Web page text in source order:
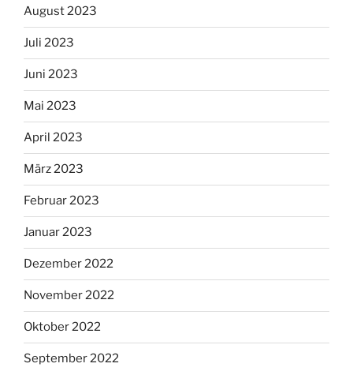
August 2023
Juli 2023
Juni 2023
Mai 2023
April 2023
März 2023
Februar 2023
Januar 2023
Dezember 2022
November 2022
Oktober 2022
September 2022